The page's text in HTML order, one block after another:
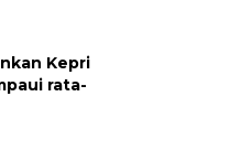
Kepri
rata-